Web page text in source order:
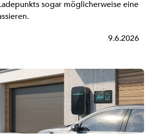
sogar möglicherweise eine
9.6.2026